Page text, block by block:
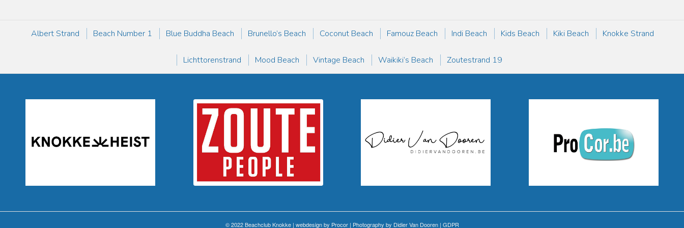
Albert Strand Beach Number 1 Blue Buddha Beach Brunello’s Beach Coconut Beach Famouz Beach Indi Beach Kids Beach Kiki Beach Knokke Strand
Lichttorenstrand Mood Beach Vintage Beach Waikiki’s Beach Zoutestrand 19
© 2022 Beachclub Knokke | webdesign by Procor| Photography by Didier Van Dooren| GDPR